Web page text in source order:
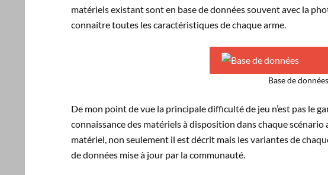
matériels existant sont en base de données souvent avec la
connaitre toutes les caractéristiques de chaque arme.
Base de données
De mon point de vue la principale difficulté de jeu n’est pas le
connaissance des matériels à disposition dans chaque
matériel, non seulement il est décrit mais les variantes de
de données mise à jour par la communauté.